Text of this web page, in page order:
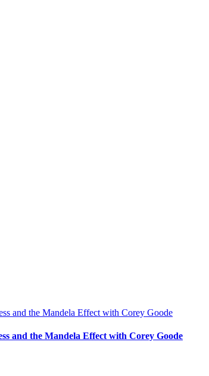
and the Mandela Effect with Corey Goode